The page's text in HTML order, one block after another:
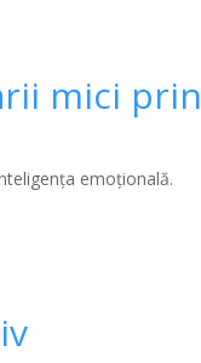
mici prin
emoțională.